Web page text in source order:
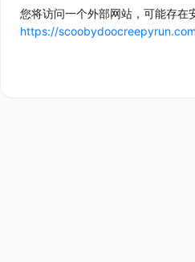
您将访问一个外部网站，可能存在
https://scoobydoocreepyrun.com